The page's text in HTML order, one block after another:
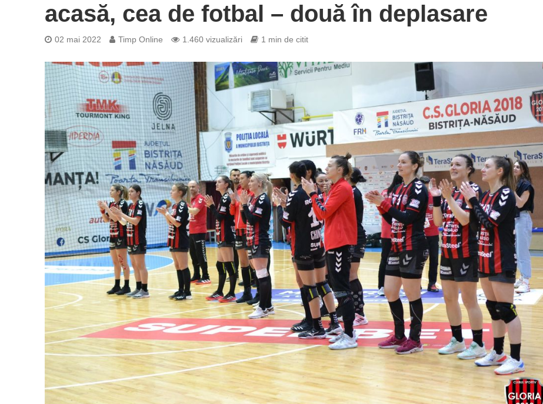
acasă, cea de fotbal – două în deplasare
02 mai 2022 Timp Online 1.460 vizualizări 1 min de citit